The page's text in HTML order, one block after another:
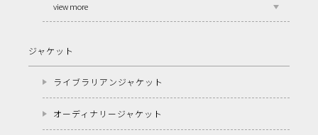
view more
ジャケット
ライブラリアンジャケット
オーディナリージャケット